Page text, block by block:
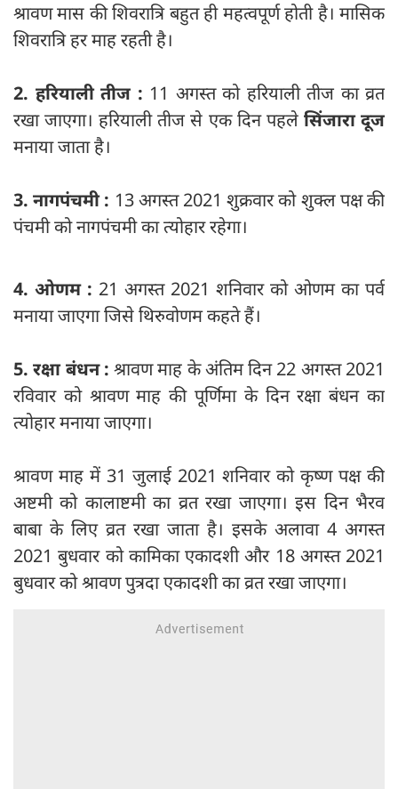
श्रावण मास की शिवरात्रि बहुत ही महत्वपूर्ण होती है। मासिक
शिवरात्रि हर माह रहती है।
2. हरियाली तीज : 11 अगस्त को हरियाली तीज का व्रत
रखा जाएगा। हरियाली तीज से एक दिन पहले सिंजारा दूज
मनाया जाता है।
3. नागपंचमी : 13 अगस्त 2021 शुक्रवार को शुक्ल पक्ष की
पंचमी को नागपंचमी का त्योहार रहेगा।
4. ओणम : 21 अगस्त 2021 शनिवार को ओणम का पर्व
मनाया जाएगा जिसे थिरुवोणम कहते हैं।
5. रक्षा बंधन :श्रावण माह के अंतिम दिन 22 अगस्त 2021
रविवार को श्रावण माह की पूर्णिमा के दिन रक्षा बंधन का
त्योहार मनाया जाएगा।
श्रावण माह में 31 जुलाई 2021 शनिवार को कृष्ण पक्ष की
अष्टमी को कालाष्टमी का व्रत रखा जाएगा। इस दिन भैरव
बाबा के लिए व्रत रखा जाता है। इसके अलावा 4 अगस्त
2021 बुधवार को कामिका एकादशी और 18 अगस्त 2021
बुधवार को श्रावण पुत्रदा एकादशी का व्रत रखा जाएगा।